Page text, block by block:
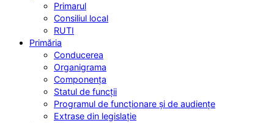
Primarul
Consiliul local
RUTI
Primăria
Conducerea
Organigrama
Componența
Statul de funcții
Programul de funcționare și de audiențe
Extrase din legislație